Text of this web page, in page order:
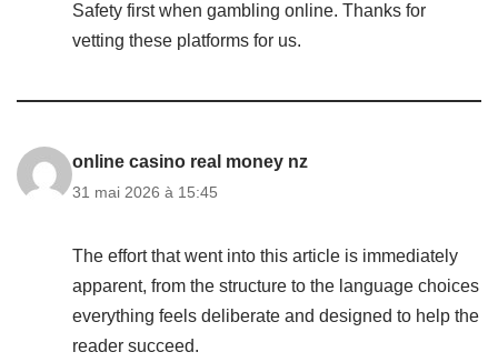
Safety first when gambling online. Thanks for
vetting these platforms for us.
online casino real money nz
31 mai 2026 à 15:45
The effort that went into this article is immediately
apparent, from the structure to the language choices
everything feels deliberate and designed to help the
reader succeed.